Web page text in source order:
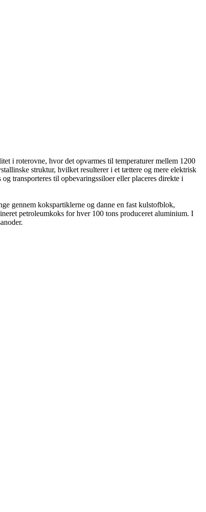
i roterovne, hvor det opvarmes til temperaturer mellem 1200
struktur, hvilket resulterer i et tættere og mere elektrisk
transporteres til opbevaringssiloer eller placeres direkte i
gennem kokspartiklerne og danne en fast kulstofblok,
petroleumkoks for hver 100 tons produceret aluminium. I